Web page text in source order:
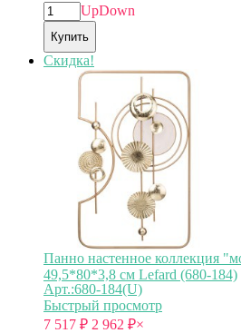
UpDown
Купить
Скидка!
Панно настенное коллекция
49,5*80*3,8 см Lefard (680-184)
Арт.:680-184(U)
Быстрый просмотр
7 517 ₽ 2 962 ₽×